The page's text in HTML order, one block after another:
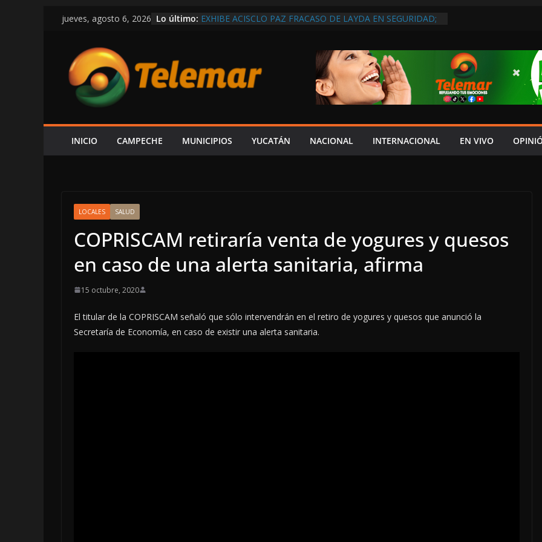
Saltar
contenido
jueves, agosto 6, 2026 Lo último: EXHIBE ACISCLO PAZ FRACASO DE LAYDA EN SEGURIDAD;
SHCP DERRUMBA DISCURSO DE LAYDA AL REVELAR QUE
CAMPECHE REGISTRA LA PEOR CAÍDA DE
PARTICIPACIONES DEL PAÍS, POR PÉSIMA RECAUDACIÓN
DEL ISR
SOSPECHAS DE INFLUENCIAS POLÍTICAS EN
¿PAPÁ INCAPACITADO ASUME CULPA DEL HIJO?
CAEN DOS ÁRBOLES SOBRE LA CARRETERA LIBRE
INICIO CAMPECHE MUNICIPIOS YUCATÁN NACIONAL INTERNACIONAL EN VIVO
LOCALES SALUD
COPRISCAM retiraría venta de yogures y quesos
en caso de una alerta sanitaria, afirma
15 octubre, 2020
El titular de la COPRISCAM señaló que sólo intervendrán en el retiro de yogures y quesos que anunció la
Secretaría de Economía, en caso de existir una alerta sanitaria.